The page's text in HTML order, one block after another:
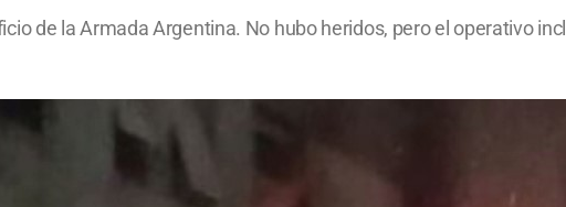
de la Armada Argentina. No hubo heridos, pero el operativo